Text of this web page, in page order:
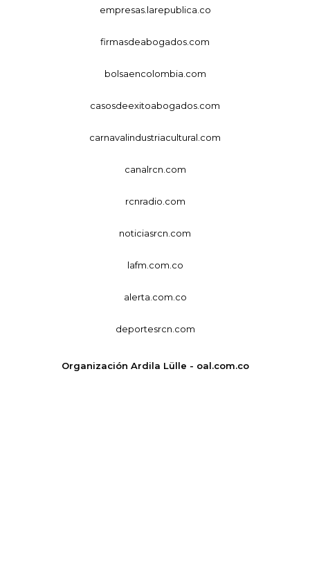
empresas.larepublica.co
firmasdeabogados.com
bolsaencolombia.com
casosdeexitoabogados.com
carnavalindustriacultural.com
canalrcn.com
rcnradio.com
noticiasrcn.com
lafm.com.co
alerta.com.co
deportesrcn.com
Organización Ardila Lülle - oal.com.co